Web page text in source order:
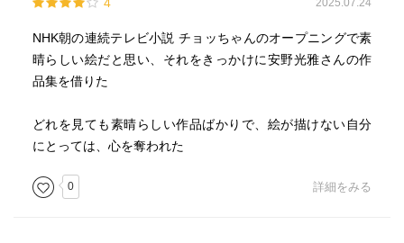
2025.07.24
NHK朝の連続テレビ小説 チョッちゃんのオープニングで素
晴らしい絵だと思い、それをきっかけに安野光雅さんの作
品集を借りた
どれを見ても素晴らしい作品ばかりで、絵が描けない自分
にとっては、心を奪われた
0 詳細をみる